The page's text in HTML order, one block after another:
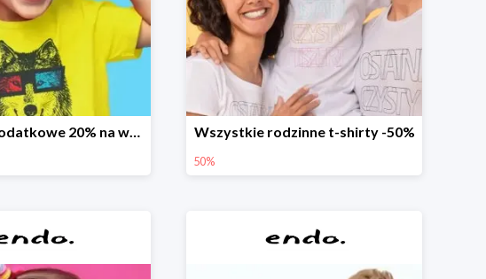
Promocja dodatkowe 20% na wszystko Wszystkie rodzinne t-shirty -50%
50%